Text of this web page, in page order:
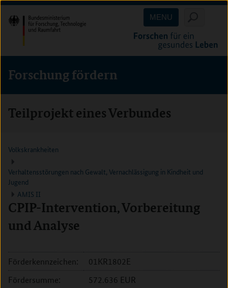
Direkt
zum
Inhalt
(Eingabetaste)
Direkt
zum
Hauptmenu
(Eingabetaste)
Direkt
zur
Suche
(Eingabetaste)
MENU
Forschung fördern
Teilprojekt eines Verbundes
Volkskrankheiten
Verhaltensstörungen nach Gewalt, Vernachlässigung in Kindheit und
Jugend
AMIS II
CPIP-Intervention, Vorbereitung
und Analyse
Förderkennzeichen:
01KR1802E
Fördersumme:
572.636 EUR